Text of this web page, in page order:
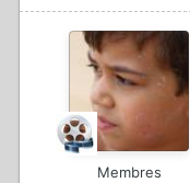
Membres